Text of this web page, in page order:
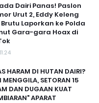
Dairi Panas! Paslon
Urut 2, Eddy Keleng
Laporkan ke Polda
Gara-gara Hoax di
HARAM DI HUTAN DAIRI?
MENGGILA, SETORAN 15
DAN DUGAAN KUAT
APARAT